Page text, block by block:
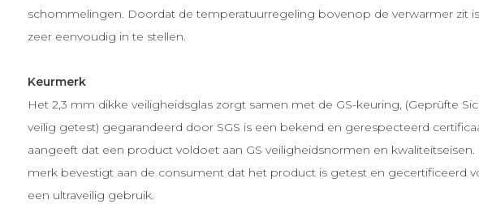
schommelingen. Doordat de temperatuurregeling bovenop de verwarmer zit
zeer eenvoudig in te stellen.
Keurmerk
Het 2,3 mm dikke veiligheidsglas zorgt samen met de GS-keuring, (Geprüfte
veilig getest) gegarandeerd door SGS is een bekend en gerespecteerd
aangeeft dat een product voldoet aan GS veiligheidsnormen en kwaliteitseisen.
merk bevestigt aan de consument dat het product is getest en gecertificeerd
een ultraveilig gebruik.